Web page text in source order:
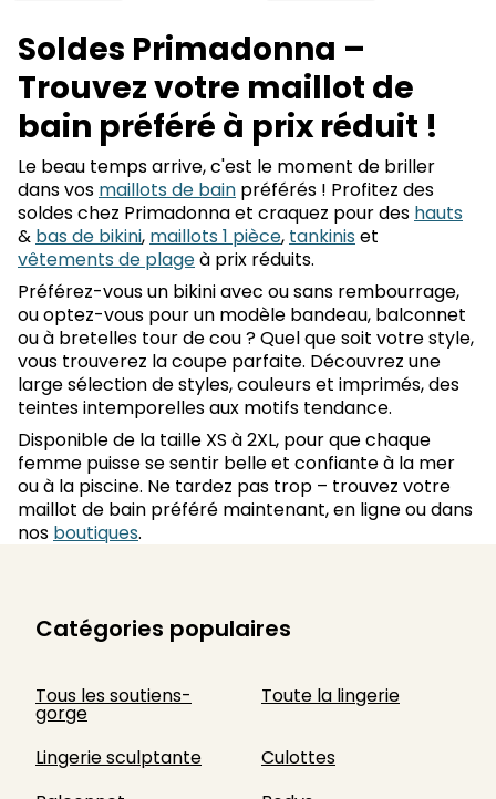
Soldes Primadonna –
Trouvez votre maillot de
bain préféré à prix réduit !
Le beau temps arrive, c'est le moment de briller
dans vos maillots de bain préférés ! Profitez des
soldes chez Primadonna et craquez pour des hauts
& bas de bikini, maillots 1 pièce, tankinis et
vêtements de plageà prix réduits.
Préférez-vous un bikini avec ou sans rembourrage,
ou optez-vous pour un modèle bandeau, balconnet
ou à bretelles tour de cou ? Quel que soit votre style,
vous trouverez la coupe parfaite. Découvrez une
large sélection de styles, couleurs et imprimés, des
teintes intemporelles aux motifs tendance.
Disponible de la taille XS à 2XL, pour que chaque
femme puisse se sentir belle et confiante à la mer
ou à la piscine. Ne tardez pas trop – trouvez votre
maillot de bain préféré maintenant, en ligne ou dans
nos boutiques.
Catégories populaires
Tous les soutiens-
gorge
Toute la lingerie
Lingerie sculptante
Culottes